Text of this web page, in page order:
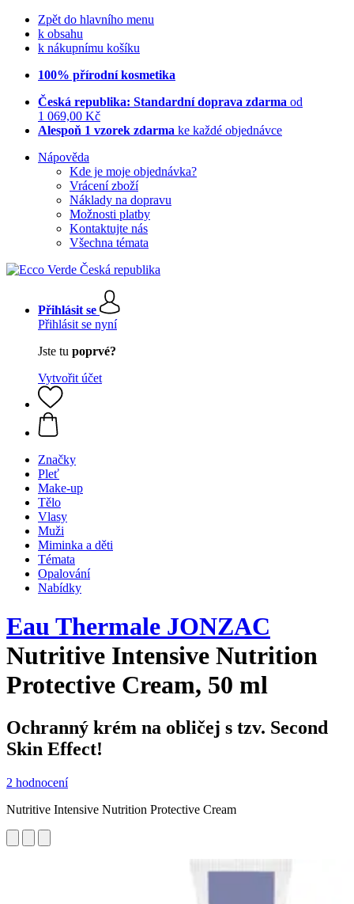
Zpět do hlavního menu
k obsahu
k nákupnímu košíku
100% přírodní kosmetika
Česká republika: Standardní doprava zdarma od
1 069,00 Kč
Alespoň 1 vzorek zdarma ke každé objednávce
Nápověda
Kde je moje objednávka?
Vrácení zboží
Náklady na dopravu
Možnosti platby
Kontaktujte nás
Všechna témata
Přihlásit se
Přihlásit se nyní
Jste tu poprvé?
Vytvořit účet
Značky
Pleť
Make-up
Tělo
Vlasy
Muži
Miminka a děti
Témata
Opalování
Nabídky
Eau Thermale JONZAC
Nutritive Intensive Nutrition
Protective Cream, 50 ml
Ochranný krém na obličej s tzv. Second
Skin Effect!
2 hodnocení
Nutritive Intensive Nutrition Protective Cream